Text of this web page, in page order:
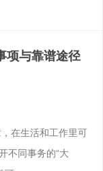
项与靠谱途径
在生活和工作里可
不同事务的“大